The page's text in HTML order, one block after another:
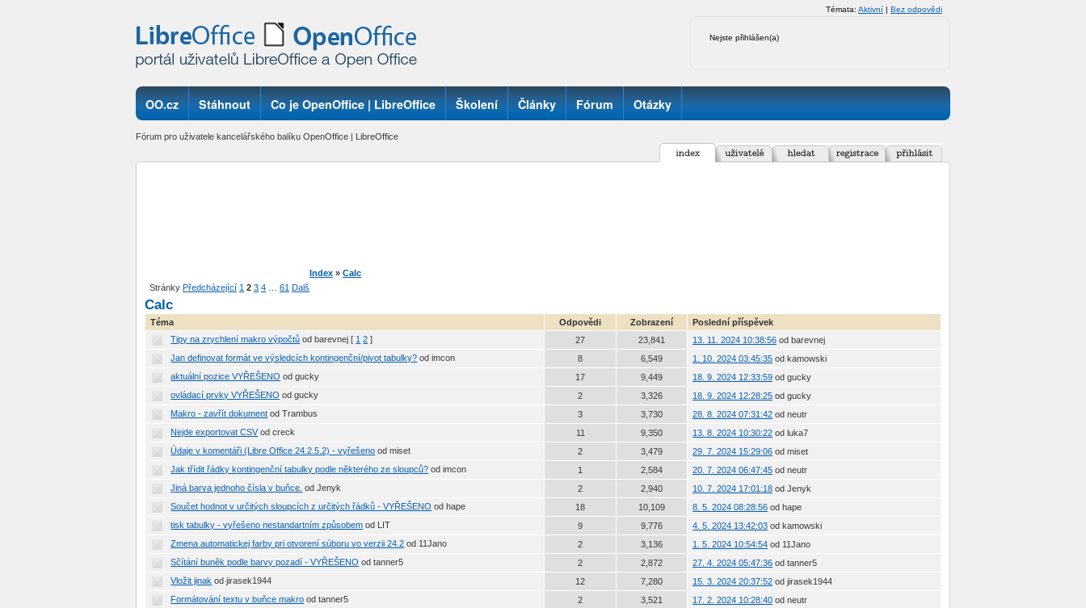
Nejste přihlášen(a)
Témata: Aktivní | Bez odpovědi
OO.cz Stáhnout Co je OpenOffice | LibreOffice Školení Články Fórum Otázky
Fórum pro uživatele kancelářského balíku OpenOffice | LibreOffice
Index » Calc
Stránky Předcházející 1 2 3 4 61 Další
Calc
Téma Odpovědi Zobrazení
Poslední příspěvek
Tipy na zrychlení makro výpočtů od barevnej [ 1 2 ] 27 23,841 13. 11. 2024 10:38:56 od barevnej
Jan definovat formát ve výsledcích kontingenční/pivot tabulky? od imcon 8 6,549 1. 10. 2024 03:45:35 od kamowski
aktuální pozice VYŘEŠENO od gucky 17 9,449 18. 9. 2024 12:33:59 od gucky
ovládací prvky VYŘEŠENO od gucky 2 3,326 18. 9. 2024 12:28:25 od gucky
Makro - zavřít dokument od Trambus 3 3,730 28. 8. 2024 07:31:42 od neutr
Nejde exportovat CSV od creck 11 9,350 13. 8. 2024 10:30:22 od luka7
Údaje v komentáři (Libre Office 24.2.5.2) - vyřešeno od miset 2 3,479 29. 7. 2024 15:29:06 od miset
Jak třídit řádky kontingenční tabulky podle některého ze sloupců? od imcon 1 2,584 20. 7. 2024 06:47:45 od neutr
Jiná barva jednoho čísla v buňce. od Jenyk 2 2,940 10. 7. 2024 17:01:18 od Jenyk
Součet hodnot v určitých sloupcích z určitých řádků - VYŘEŠENO od hape 18 10,109 8. 5. 2024 08:28:56 od hape
tisk tabulky - vyřešeno nestandartním způsobem od LIT 9 9,776 4. 5. 2024 13:42:03 od kamowski
Zmena automatickej farby pri otvorení súboru vo verzii 24.2 od 11Jano 2 3,136 1. 5. 2024 10:54:54 od 11Jano
Sčítání buněk podle barvy pozadí - VYŘEŠENO od tanner5 2 2,872 27. 4. 2024 05:47:36 od tanner5
Vložit jinak od jirasek1944 12 7,280 15. 3. 2024 20:37:52 od jirasek1944
Formátování textu v buňce makro od tanner5 2 3,521 17. 2. 2024 10:28:40 od neutr